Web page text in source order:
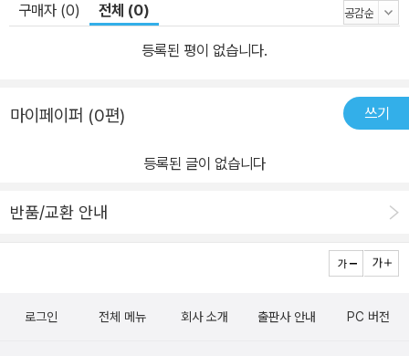
격으로 방문했을 뿐이지만) 과장스러울 만큼 고해적인 나치 독일에
매료되었던 사건 등을 거침없이 쏟아 낸다. 또한 극장 대표로서 겪은
쑥 나타나는 와중에, 베리만의 기억은 영화 제작이라는 과업과 맞물
와 호숫가에서 미역을 감던 일, 어머니의 쓸쓸한 뒷모습, 바보 삼촌의
여 마침내 베리만은 예술가의 운명을 직감한 최초의 순간으로 되돌아
기’의 마술 같은 영상을 도화지 같은 벽면에 처음 비춰 보았던 그날의
마르 베리만이 이 자서전을 통해 통찰하였듯, 꿈같은 이미지의 축제,
구매자 (0) 전체 (0)
등록된 평이 없습니다.
마이페이퍼 (0편) 쓰기
등록된 글이 없습니다
반품/교환 안내
로그인 전체 메뉴 회사 소개 출판사 안내 PC 버전